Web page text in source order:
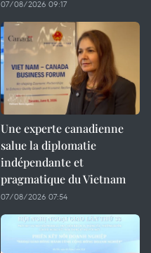
07/08/2026 09:17
Une experte canadienne
salue la diplomatie
indépendante et
pragmatique du Vietnam
07/08/2026 07:54